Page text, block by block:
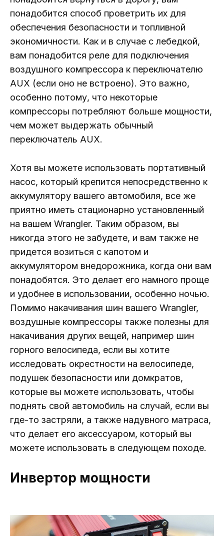
понадобится способ проветрить их для
обеспечения безопасности и топливной
экономичности. Как и в случае с лебедкой,
вам понадобится реле для подключения
воздушного компрессора к переключателю
AUX (если оно не встроено). Это важно,
особенно потому, что некоторые
компрессоры потребляют больше мощности,
чем может выдержать обычный
переключатель AUX.
Хотя вы можете использовать портативный
насос, который крепится непосредственно к
аккумулятору вашего автомобиля, все же
приятно иметь стационарно установленный
на вашем Wrangler. Таким образом, вы
никогда этого не забудете, и вам также не
придется возиться с капотом и
аккумулятором внедорожника, когда они вам
понадобятся. Это делает его намного проще
и удобнее в использовании, особенно ночью.
Помимо накачивания шин вашего Wrangler,
воздушные компрессоры также полезны для
накачивания других вещей, например шин
горного велосипеда, если вы хотите
исследовать окрестности на велосипеде,
подушек безопасности или домкратов,
которые вы можете использовать, чтобы
поднять свой автомобиль на случай, если вы
где-то застряли, а также надувного матраса,
что делает его аксессуаром, который вы
можете использовать в следующем походе.
Инвертор мощности